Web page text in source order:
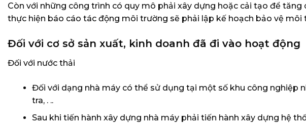
Còn với những công trình có quy mô phải xây dựng hoặc cải tạo để
thực hiện báo cáo tác động môi trường sẽ phải lập kế hoạch bảo vệ
Đối với cơ sở sản xuất, kinh doanh đã đi vào hoạt động
Đối với nước thải
Đối với dạng nhà máy có thể sử dụng tại một số khu công nghiệp
tra, . ..
Sau khi tiến hành xây dựng nhà máy phải tiến hành xây dựng hệ